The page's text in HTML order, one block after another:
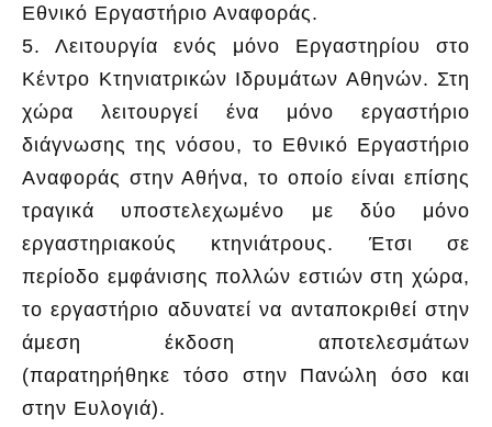
Εθνικό Εργαστήριο Αναφοράς.
5. Λειτουργία ενός μόνο Εργαστηρίου στο
Κέντρο Κτηνιατρικών Ιδρυμάτων Αθηνών. Στη
χώρα λειτουργεί ένα μόνο εργαστήριο
διάγνωσης της νόσου, το Εθνικό Εργαστήριο
Αναφοράς στην Αθήνα, το οποίο είναι επίσης
τραγικά υποστελεχωμένο με δύο μόνο
εργαστηριακούς κτηνιάτρους. Έτσι σε
περίοδο εμφάνισης πολλών εστιών στη χώρα,
το εργαστήριο αδυνατεί να ανταποκριθεί στην
άμεση έκδοση αποτελεσμάτων
(παρατηρήθηκε τόσο στην Πανώλη όσο και
στην Ευλογιά).